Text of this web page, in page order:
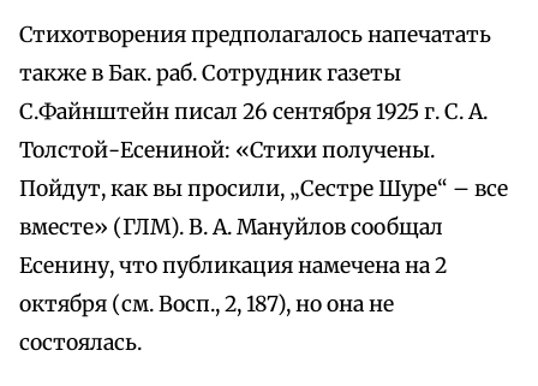
Стихотворения предполагалось напечатать
также в Бак. раб. Сотрудник газеты
С.Файнштейн писал 26 сентября 1925 г. С. А.
Толстой-Есениной: «Стихи получены.
Пойдут, как вы просили, „Сестре Шуре“ – все
вместе» (ГЛМ). В. А. Мануйлов сообщал
Есенину, что публикация намечена на 2
октября (см. Восп., 2, 187), но она не
состоялась.